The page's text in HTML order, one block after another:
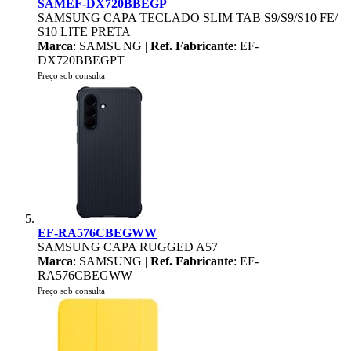
SAMEF-DX720BBEGP
SAMSUNG CAPA TECLADO SLIM TAB S9/S9/S10 FE/
S10 LITE PRETA
Marca: SAMSUNG | Ref. Fabricante: EF-
DX720BBEGPT
Preço sob consulta
EF-RA576CBEGWW
SAMSUNG CAPA RUGGED A57
Marca: SAMSUNG | Ref. Fabricante: EF-
RA576CBEGWW
Preço sob consulta